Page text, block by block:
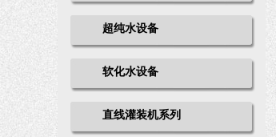
超纯水设备
软化水设备
直线灌装机系列